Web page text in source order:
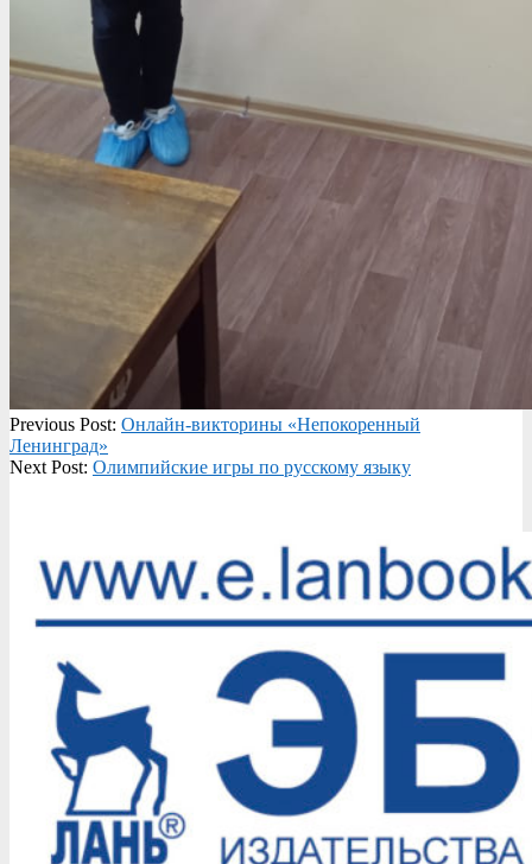
2021-
02-
05
Previous Post: Онлайн-викторины «Непокоренный
Ленинград»
Next Post: Олимпийские игры по русскому языку